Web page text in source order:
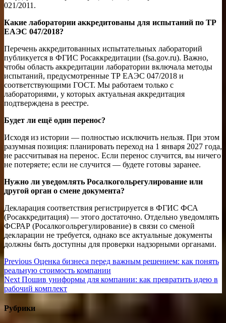
021/2011.
Какие лаборатории аккредитованы для испытаний по ТР
ЕАЭС 047/2018?
Перечень аккредитованных испытательных лабораторий
публикуется в ФГИС Росаккредитации (fsa.gov.ru). Важно,
чтобы область аккредитации лаборатории включала методы
испытаний, предусмотренные ТР ЕАЭС 047/2018 и
соответствующими ГОСТ. Мы работаем только с
лабораториями, у которых актуальная аккредитация
подтверждена в реестре.
Будет ли ещё один перенос?
Исходя из истории — полностью исключить нельзя. При этом
разумная позиция: планировать переход на 1 января 2027 года,
не рассчитывая на перенос. Если перенос случится, вы ничего
не потеряете; если не случится — будете готовы заранее.
Нужно ли уведомлять Росалкогольрегулирование или
другой орган о смене документа?
Декларация соответствия регистрируется в ФГИС ФСА
(Росаккредитация) — этого достаточно. Отдельно уведомлять
ФСРАР (Росалкогольрегулирование) в связи со сменой
декларации не требуется, однако все актуальные документы
должны быть доступны для проверки надзорными органами.
Навигация
по
записям
Previous Previous
post:
Оценка бизнеса перед важным решением: как понять
реальную стоимость компании
Next Next
post:
Пошив униформы для компании: как превратить идею в
рабочий комплект
Рубрики